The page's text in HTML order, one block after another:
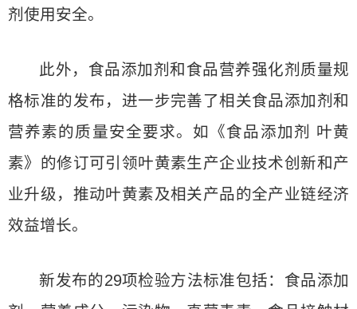
剂使用安全。
此外，食品添加剂和食品营养强化剂质量规
格标准的发布，进一步完善了相关食品添加剂和
营养素的质量安全要求。如《食品添加剂 叶黄
素》的修订可引领叶黄素生产企业技术创新和产
业升级，推动叶黄素及相关产品的全产业链经济
效益增长。
新发布的29项检验方法标准包括：食品添加